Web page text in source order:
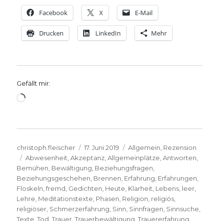
Facebook X E-Mail
Drucken LinkedIn Mehr
Gefällt mir:
Wird
Autor
christoph.fleischer
Veröffentlicht
am
17. Juni 2019 Kategorien
Allgemein Rezension
Schlagwörter
Abwesenheit ,Akzeptanz ,Allgemeinplätze ,Antworten
Bemühen Bewältigung Beziehungsfragen
Beziehungsgeschehen Brennen Erfahrung Erfahrungen
Floskeln ,fremd Gedichten Heute Klarheit Lebens leer
Lehre Meditationstexte Phasen Religion religiös
religiöser Schmerzerfahrung Sinn Sinnfragen Sinnsuche
Texte ,Tod ,Trauer ,Trauerbewältigung ,Trauererfahrung